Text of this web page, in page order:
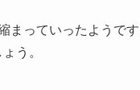
まっていったようで
う。